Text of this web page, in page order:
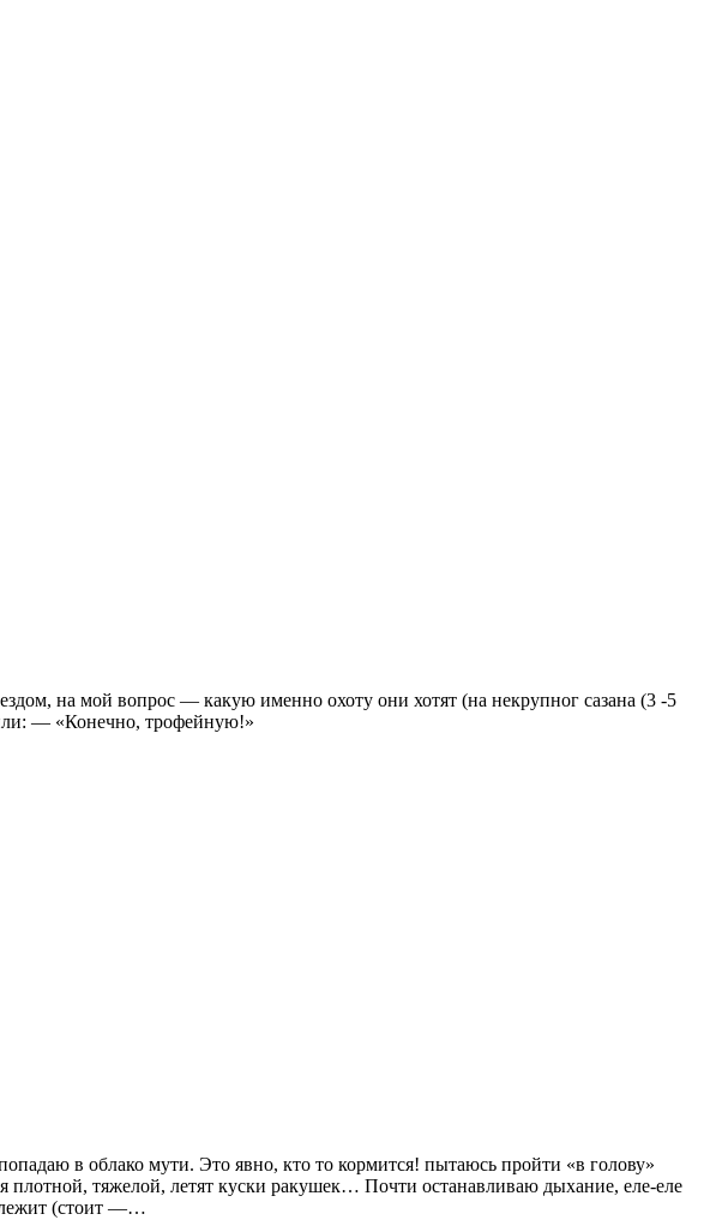
на мой вопрос — какую именно охоту они хотят (на некрупног сазана (3 -5
— «Конечно, трофейную!»
в облако мути. Это явно, кто то кормится! пытаюсь пройти «в голову»
тяжелой, летят куски ракушек… Почти останавливаю дыхание, еле-еле
(стоит —…